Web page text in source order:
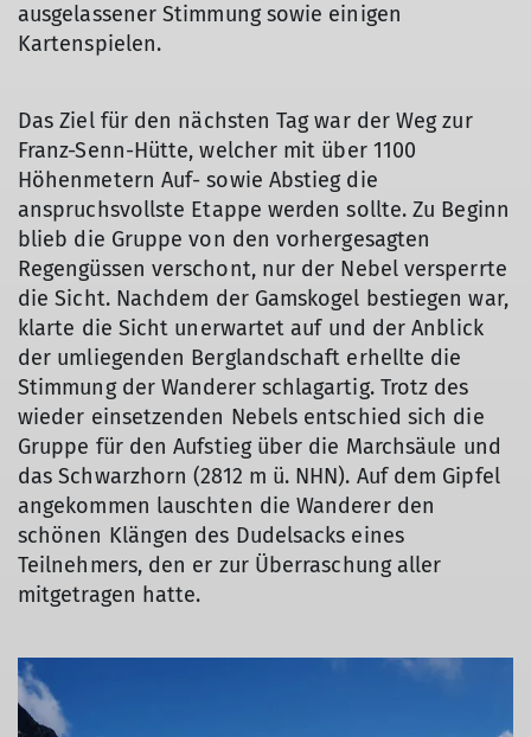
ausgelassener Stimmung sowie einigen
Kartenspielen.
Das Ziel für den nächsten Tag war der Weg zur
Franz-Senn-Hütte, welcher mit über 1100
Höhenmetern Auf- sowie Abstieg die
anspruchsvollste Etappe werden sollte. Zu Beginn
blieb die Gruppe von den vorhergesagten
Regengüssen verschont, nur der Nebel versperrte
die Sicht. Nachdem der Gamskogel bestiegen war,
klarte die Sicht unerwartet auf und der Anblick
der umliegenden Berglandschaft erhellte die
Stimmung der Wanderer schlagartig. Trotz des
wieder einsetzenden Nebels entschied sich die
Gruppe für den Aufstieg über die Marchsäule und
das Schwarzhorn (2812 m ü. NHN). Auf dem Gipfel
angekommen lauschten die Wanderer den
schönen Klängen des Dudelsacks eines
Teilnehmers, den er zur Überraschung aller
mitgetragen hatte.